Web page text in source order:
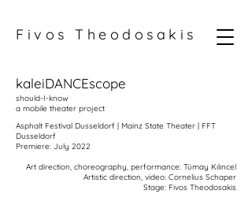
Fivos Theodosakis
kaleiDANCEscope
should-I-know
a mobile theater project
Asphalt Festival Dusseldorf | Mainz State Theater | FFT
Dusseldorf
Premiere: July 2022
Art direction, choreography, performance: Tümay Kılıncel
Artistic direction, video: Cornelius Schaper
Stage: Fivos Theodosakis